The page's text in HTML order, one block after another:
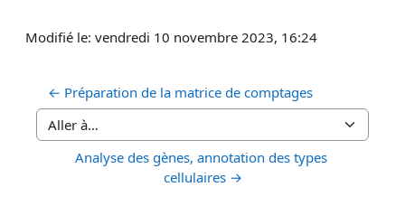
Modifié le: vendredi 10 novembre 2023, 16:24
← Préparation de la matrice de comptages
Aller à…
Analyse des gènes, annotation des types
cellulaires →